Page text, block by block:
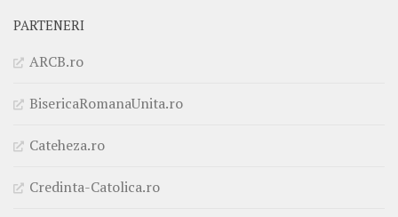
PARTENERI
ARCB.ro
BisericaRomanaUnita.ro
Cateheza.ro
Credinta-Catolica.ro